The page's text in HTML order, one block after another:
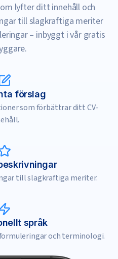
lyfter ditt innehåll och
till slagkraftiga meriter
– inbyggt i vår gratis
förslag
som förbättrar ditt CV-
till slagkraftiga meriter.
språk
och terminologi.